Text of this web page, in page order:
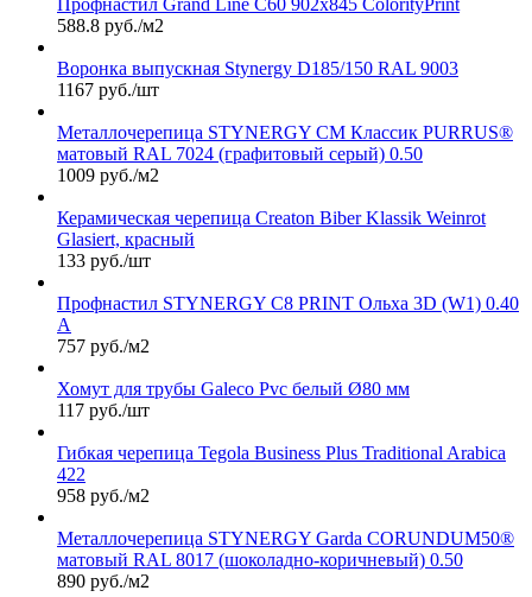
588.8 руб./м2
Воронка выпускная Stynergy D185/150 RAL 9003
1167 руб./шт
Металлочерепица STYNERGY СМ Классик PURRUS®
матовый RAL 7024 (графитовый серый) 0.50
1009 руб./м2
Керамическая черепица Сreaton Biber Klassik Weinrot
Glasiert, красный
133 руб./шт
Профнастил STYNERGY С8 PRINT Ольха 3D (W1) 0.40
A
757 руб./м2
Хомут для трубы Galeco Pvc белый Ø80 мм
117 руб./шт
Гибкая черепица Tegola Business Plus Traditional Arabica
422
958 руб./м2
Металлочерепица STYNERGY Garda CORUNDUM50®
матовый RAL 8017 (шоколадно-коричневый) 0.50
890 руб./м2